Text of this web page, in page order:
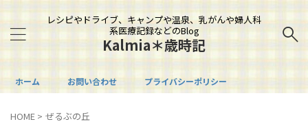
レシピやドライブ、キャンプや温泉、乳がんや婦人科
系医療記録などのBlog
Kalmia＊歳時記
ホーム お問い合わせ プライバシーポリシー
HOME > ぜるぶの丘